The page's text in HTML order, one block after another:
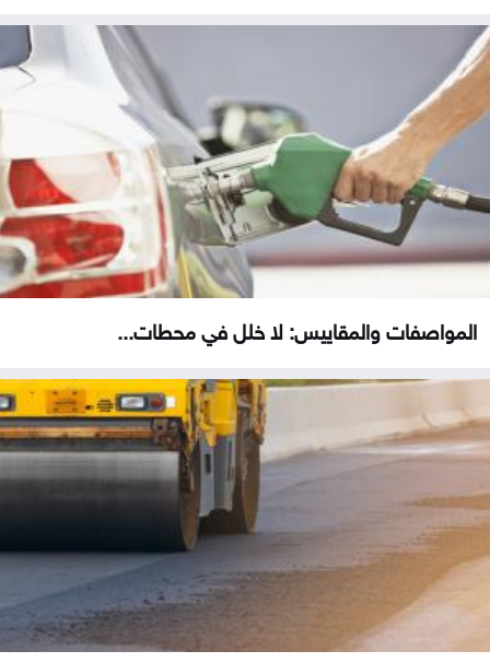
المواصفات والمقاييس: لا خلل في محطات...